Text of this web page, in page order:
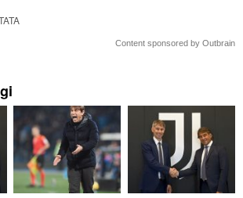
Content sponsored by Outbrain